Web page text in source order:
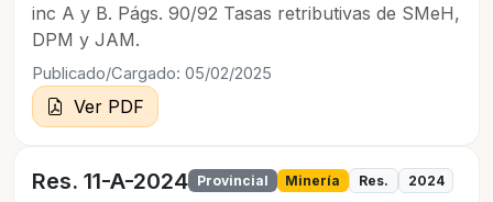
inc A y B. Págs. 90/92 Tasas retributivas de SMeH,
DPM y JAM.
Publicado/Cargado: 05/02/2025
Ver PDF
Res. 11-A-2024 Provincial Minería Res. 2024